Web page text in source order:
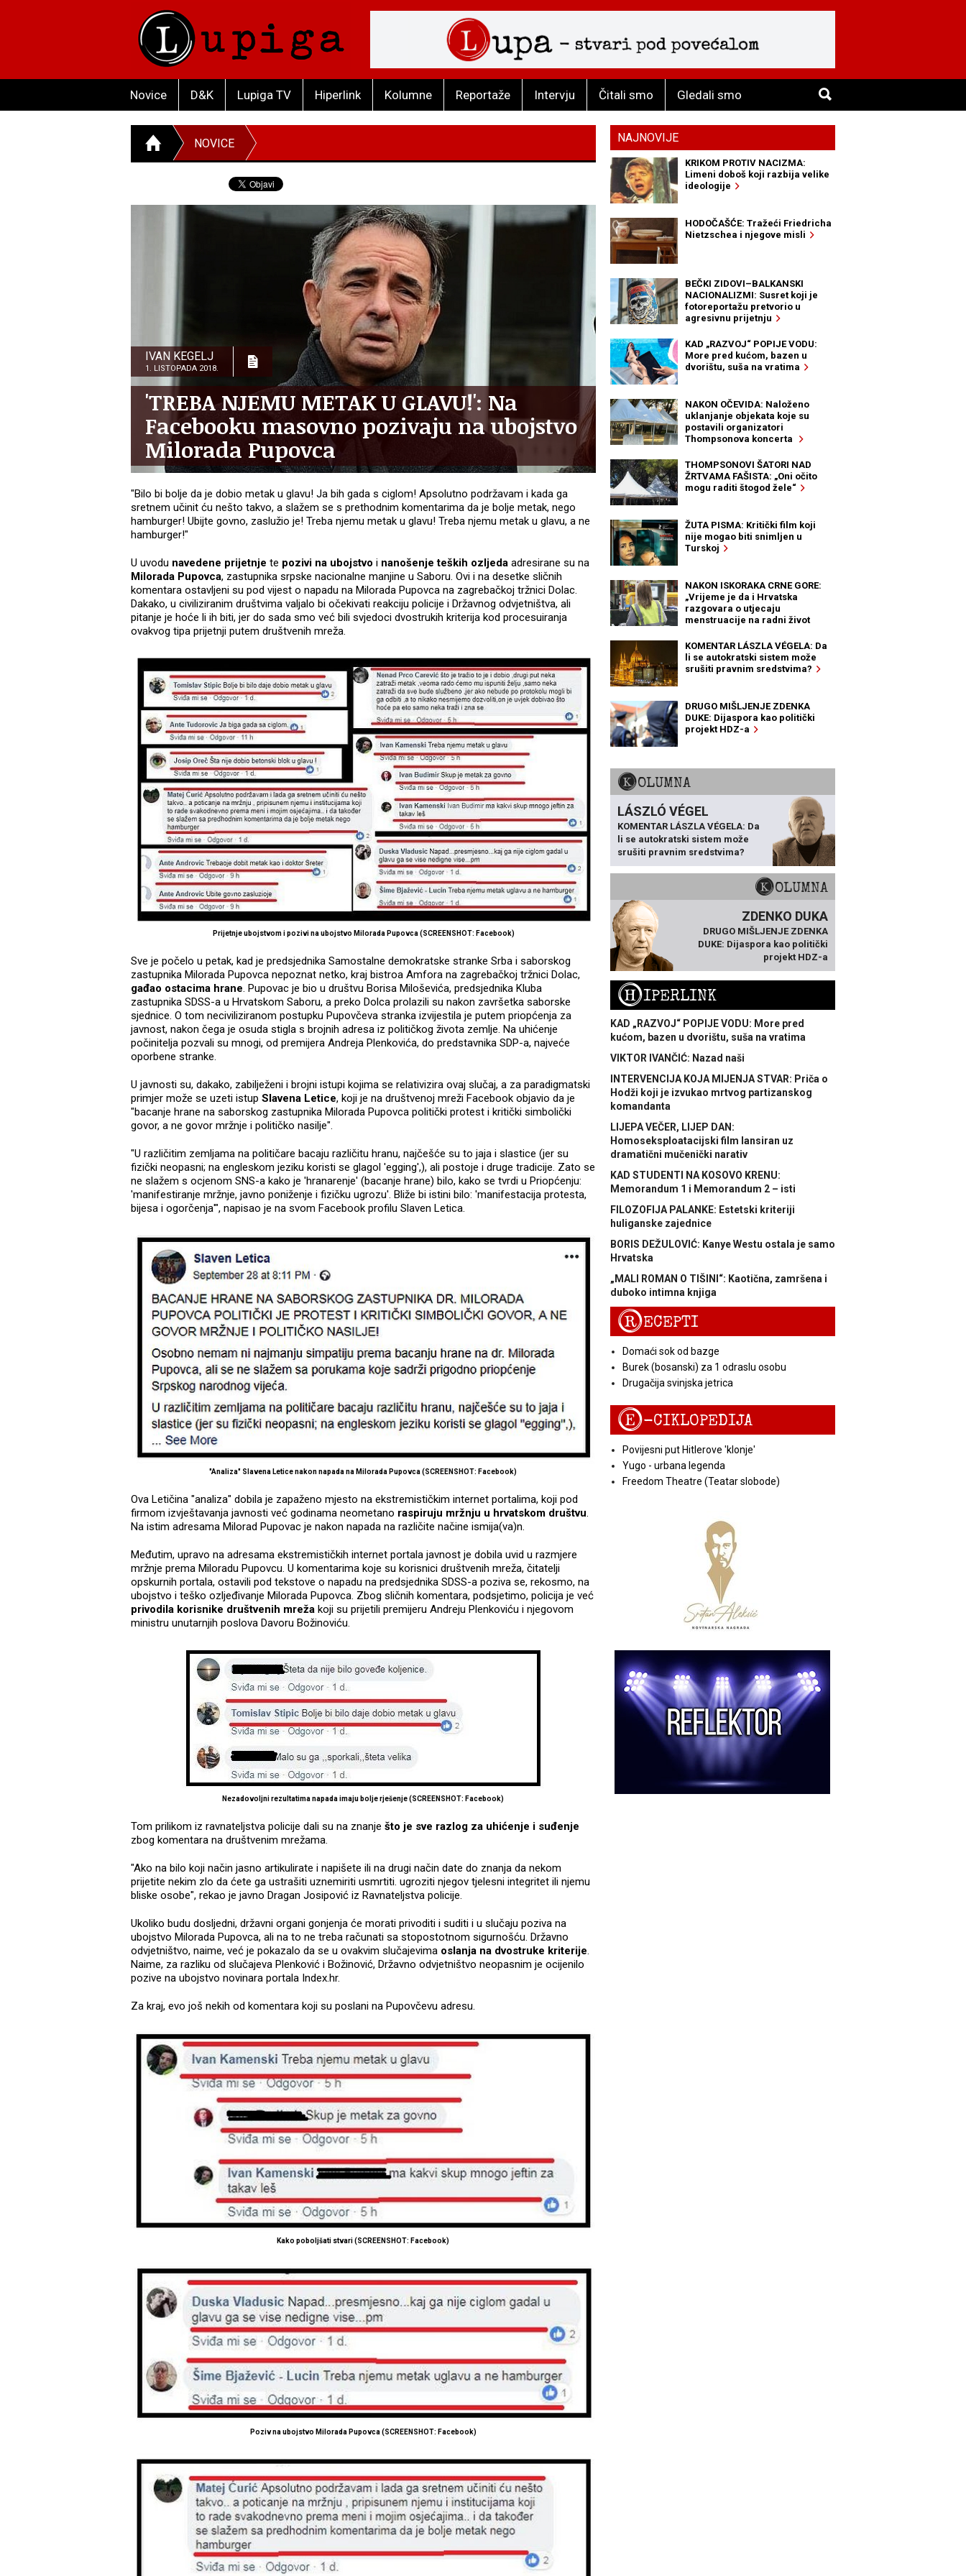
Novice D&K Lupiga TV Hiperlink Kolumne Reportaže Intervju Čitali smo Gledali smo
NOVICE
IVAN KEGELJ
1. LISTOPADA 2018.
'TREBA NJEMU METAK U GLAVU!': Na
Facebooku masovno pozivaju na ubojstvo
Milorada Pupovca
"Bilo bi bolje da je dobio metak u glavu! Ja bih gada s ciglom! Apsolutno podržavam i kada ga
sretnem učinit ću nešto takvo, a slažem se s prethodnim komentarima da je bolje metak, nego
hamburger! Ubijte govno, zaslužio je! Treba njemu metak u glavu! Treba njemu metak u glavu, a ne
hamburger!"
U uvodu navedene prijetnje te pozivi na ubojstvo i nanošenje teških ozljeda adresirane su na
Milorada Pupovca, zastupnika srpske nacionalne manjine u Saboru. Ovi i na desetke sličnih
komentara ostavljeni su pod vijest o napadu na Milorada Pupovca na zagrebačkoj tržnici Dolac.
Dakako, u civiliziranim društvima valjalo bi očekivati reakciju policije i Državnog odvjetništva, ali
pitanje je hoće li ih biti, jer do sada smo već bili svjedoci dvostrukih kriterija kod procesuiranja
ovakvog tipa prijetnji putem društvenih mreža.
Prijetnje ubojstvom i pozivi na ubojstvo Milorada Pupovca (SCREENSHOT: Facebook)
Sve je počelo u petak, kad je predsjednika Samostalne demokratske stranke Srba i saborskog
zastupnika Milorada Pupovca nepoznat netko, kraj bistroa Amfora na zagrebačkoj tržnici Dolac,
gađao ostacima hrane. Pupovac je bio u društvu Borisa Miloševića, predsjednika Kluba
zastupnika SDSS-a u Hrvatskom Saboru, a preko Dolca prolazili su nakon završetka saborske
sjednice. O tom neciviliziranom postupku Pupovčeva stranka izvijestila je putem priopćenja za
javnost, nakon čega je osuda stigla s brojnih adresa iz političkog života zemlje. Na uhićenje
počinitelja pozvali su mnogi, od premijera Andreja Plenkovića, do predstavnika SDP-a, najveće
oporbene stranke.
U javnosti su, dakako, zabilježeni i brojni istupi kojima se relativizira ovaj slučaj, a za paradigmatski
primjer može se uzeti istup Slavena Letice, koji je na društvenoj mreži Facebook objavio da je
"bacanje hrane na saborskog zastupnika Milorada Pupovca politički protest i kritički simbolički
govor, a ne govor mržnje i političko nasilje".
"U različitim zemljama na političare bacaju različitu hranu, najčešće su to jaja i slastice (jer su
fizički neopasni; na engleskom jeziku koristi se glagol 'egging',), ali postoje i druge tradicije. Zato se
ne slažem s ocjenom SNS-a kako je 'hranarenje' (bacanje hrane) bilo, kako se tvrdi u Priopćenju:
'manifestiranje mržnje, javno poniženje i fizičku ugrozu'. Bliže bi istini bilo: 'manifestacija protesta,
bijesa i ogorčenja'", napisao je na svom Facebook profilu Slaven Letica.
"Analiza" Slavena Letice nakon napada na Milorada Pupovca (SCREENSHOT: Facebook)
Ova Letičina "analiza" dobila je zapaženo mjesto na ekstremističkim internet portalima, koji pod
firmom izvještavanja javnosti već godinama neometano raspiruju mržnju u hrvatskom društvu.
Na istim adresama Milorad Pupovac je nakon napada na različite načine ismija(va)n.
Međutim, upravo na adresama ekstremističkih internet portala javnost je dobila uvid u razmjere
mržnje prema Miloradu Pupovcu. U komentarima koje su korisnici društvenih mreža, čitatelji
opskurnih portala, ostavili pod tekstove o napadu na predsjednika SDSS-a poziva se, rekosmo, na
ubojstvo i teško ozljeđivanje Milorada Pupovca. Zbog sličnih komentara, podsjetimo, policija je već
privodila korisnike društvenih mreža koji su prijetili premijeru Andreju Plenkoviću i njegovom
ministru unutarnjih poslova Davoru Božinoviću.
Nezadovoljni rezultatima napada imaju bolje rješenje (SCREENSHOT: Facebook)
Tom prilikom iz ravnateljstva policije dali su na znanje što je sve razlog za uhićenje i suđenje
zbog komentara na društvenim mrežama.
"Ako na bilo koji način jasno artikulirate i napišete ili na drugi način date do znanja da nekom
prijetite nekim zlo da ćete ga ustrašiti uznemiriti usmrtiti. ugroziti njegov tjelesni integritet ili njemu
bliske osobe", rekao je javno Dragan Josipović iz Ravnateljstva policije.
Ukoliko budu dosljedni, državni organi gonjenja će morati privoditi i suditi i u slučaju poziva na
ubojstvo Milorada Pupovca, ali na to ne treba računati sa stopostotnom sigurnošću. Državno
odvjetništvo, naime, već je pokazalo da se u ovakvim slučajevima oslanja na dvostruke kriterije.
Naime, za razliku od slučajeva Plenković i Božinović, Državno odvjetništvo neopasnim je ocijenilo
pozive na ubojstvo novinara portala Index.hr.
Za kraj, evo još nekih od komentara koji su poslani na Pupovčevu adresu.
Kako poboljšati stvari (SCREENSHOT: Facebook)
Poziv na ubojstvo Milorada Pupovca (SCREENSHOT: Facebook)
NAJNOVIJE
KRIKOM PROTIV NACIZMA:
Limeni doboš koji razbija velike
ideologije
HODOČAŠĆE: Tražeći Friedricha
Nietzschea i njegove misli
BEČKI ZIDOVI–BALKANSKI
NACIONALIZMI: Susret koji je
fotoreportažu pretvorio u
agresivnu prijetnju
KAD „RAZVOJ“ POPIJE VODU:
More pred kućom, bazen u
dvorištu, suša na vratima
NAKON OČEVIDA: Naloženo
uklanjanje objekata koje su
postavili organizatori
Thompsonova koncerta
THOMPSONOVI ŠATORI NAD
ŽRTVAMA FAŠISTA: „Oni očito
mogu raditi štogod žele“
ŽUTA PISMA: Kritički film koji
nije mogao biti snimljen u
Turskoj
NAKON ISKORAKA CRNE GORE:
„Vrijeme je da i Hrvatska
razgovara o utjecaju
menstruacije na radni život
KOMENTAR LÁSZLA VÉGELA: Da
li se autokratski sistem može
srušiti pravnim sredstvima?
DRUGO MIŠLJENJE ZDENKA
DUKE: Dijaspora kao politički
projekt HDZ-a
KOLUMNA
LÁSZLÓ VÉGEL
KOMENTAR LÁSZLA VÉGELA: Da
li se autokratski sistem može
srušiti pravnim sredstvima?
KOLUMNA
ZDENKO DUKA
DRUGO MIŠLJENJE ZDENKA
DUKE: Dijaspora kao politički
projekt HDZ-a
HIPERLINK
KAD „RAZVOJ“ POPIJE VODU: More pred
kućom, bazen u dvorištu, suša na vratima
VIKTOR IVANČIĆ: Nazad naši
INTERVENCIJA KOJA MIJENJA STVAR: Priča o
Hodži koji je izvukao mrtvog partizanskog
komandanta
LIJEPA VEČER, LIJEP DAN:
Homoseksploatacijski film lansiran uz
dramatični mučenički narativ
KAD STUDENTI NA KOSOVO KRENU:
Memorandum 1 i Memorandum 2 – isti
FILOZOFIJA PALANKE: Estetski kriteriji
huliganske zajednice
BORIS DEŽULOVIĆ: Kanye Westu ostala je samo
Hrvatska
„MALI ROMAN O TIŠINI“: Kaotična, zamršena i
duboko intimna knjiga
RECEPTI
Domaći sok od bazge
Burek (bosanski) za 1 odraslu osobu
Drugačija svinjska jetrica
E-CIKLOPEDIJA
Povijesni put Hitlerove 'klonje'
Yugo - urbana legenda
Freedom Theatre (Teatar slobode)